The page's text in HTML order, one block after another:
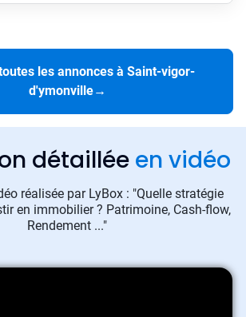
les annonces à Saint-vigor-
d'ymonville→
détaillée en vidéo
réalisée par LyBox : "Quelle stratégie
en immobilier ? Patrimoine, Cash-flow,
Rendement ..."